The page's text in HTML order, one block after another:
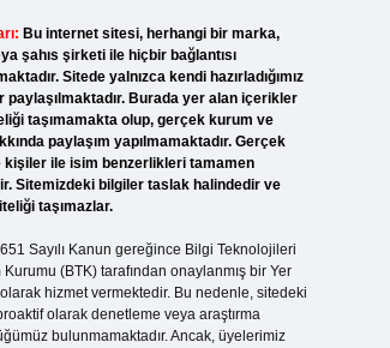
Bu internet sitesi, herhangi bir marka,
şahıs şirketi ile hiçbir bağlantısı
Sitede yalnızca kendi hazırladığımız
paylaşılmaktadır. Burada yer alan içerikler
taşımamakta olup, gerçek kurum ve
paylaşım yapılmamaktadır. Gerçek
kişiler ile isim benzerlikleri tamamen
Sitemizdeki bilgiler taslak halindedir ve
taşımazlar.
Sayılı Kanun gereğince Bilgi Teknolojileri
(BTK) tarafından onaylanmış bir Yer
olarak hizmet vermektedir. Bu nedenle, sitedeki
olarak denetleme veya araştırma
bulunmamaktadır. Ancak, üyelerimiz